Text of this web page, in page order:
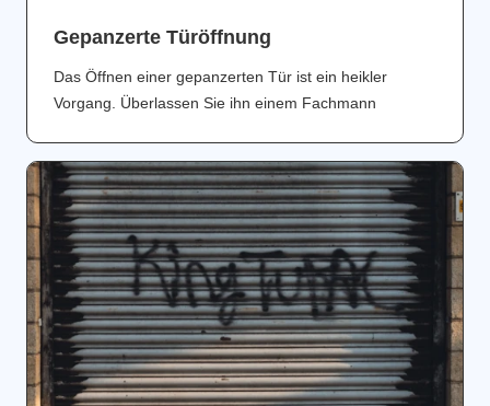
Gepanzerte Türöffnung
Das Öffnen einer gepanzerten Tür ist ein heikler
Vorgang. Überlassen Sie ihn einem Fachmann